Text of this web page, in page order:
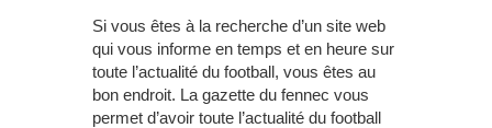
Si vous êtes à la recherche d’un site web
qui vous informe en temps et en heure sur
toute l’actualité du football, vous êtes au
bon endroit. La gazette du fennec vous
permet d’avoir toute l’actualité du football